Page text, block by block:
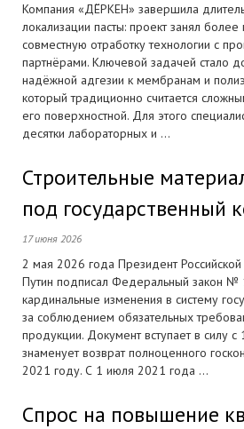
Компания «ДЁРКЕН» завершила
локализации пасты: проект занял
совместную отработку технологии с
партнёрами. Ключевой задачей стало
надёжной адгезии к мембранам и
который традиционно считается
его поверхностной. Для этого
десятки лабораторных и ...
Строительные
под государственный
17 июня 2026
2 мая 2026 года Президент
Путин подписал Федеральный закон №
кардинальные изменения в систему
за соблюдением обязательных
продукции. Документ вступает в силу
знаменует возврат полноценного
2021 году. С 1 июля 2021 года ...
Спрос на повышение